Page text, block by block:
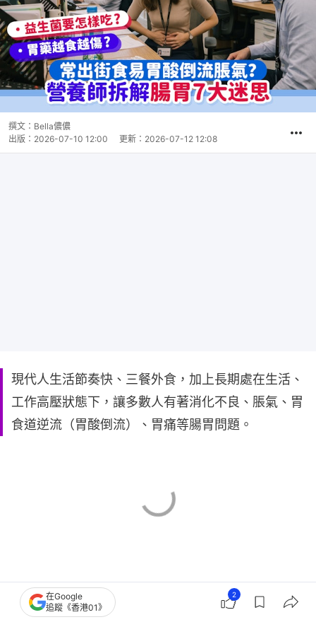
撰文： Bella儂儂
出版： 2026-07-10 12:00 更新： 2026-07-12 12:08
現代人生活節奏快、三餐外食，加上長期處在生活、
工作高壓狀態下，讓多數人有著消化不良、脹氣、胃
食道逆流（胃酸倒流）、胃痛等腸胃問題。
在Google
追蹤《香港01》
2